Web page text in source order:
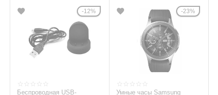
12%
Беспроводная USB-
23%
Умные часы Samsung